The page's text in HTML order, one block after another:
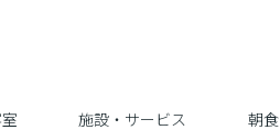
施設・サービス 朝食